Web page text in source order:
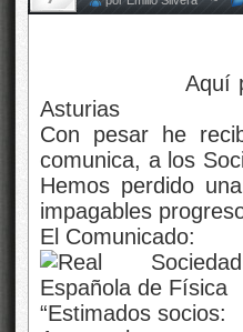
del estado sólido
de sus figuras
http://
Un saludo,
Itziar Serrano
Admón. RSEF”
Que descanse